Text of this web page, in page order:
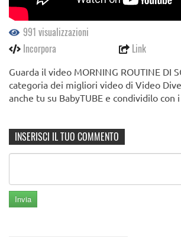
991 visualizzazioni
Incorpora
Link
Guarda il video MORNING ROUTINE DI
categoria dei migliori video di Video
anche tu su BabyTUBE e condividilo con
INSERISCI IL TUO COMMENTO